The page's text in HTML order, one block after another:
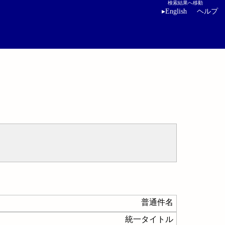
検索結果へ移動
▸English ヘルプ
普通件名
統一タイトル